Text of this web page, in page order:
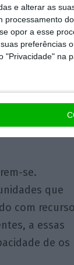
e alterar as
processamento
opor a esse
preferências
na
aéreos que
tem
se.
que
com recurso
a essas
de os